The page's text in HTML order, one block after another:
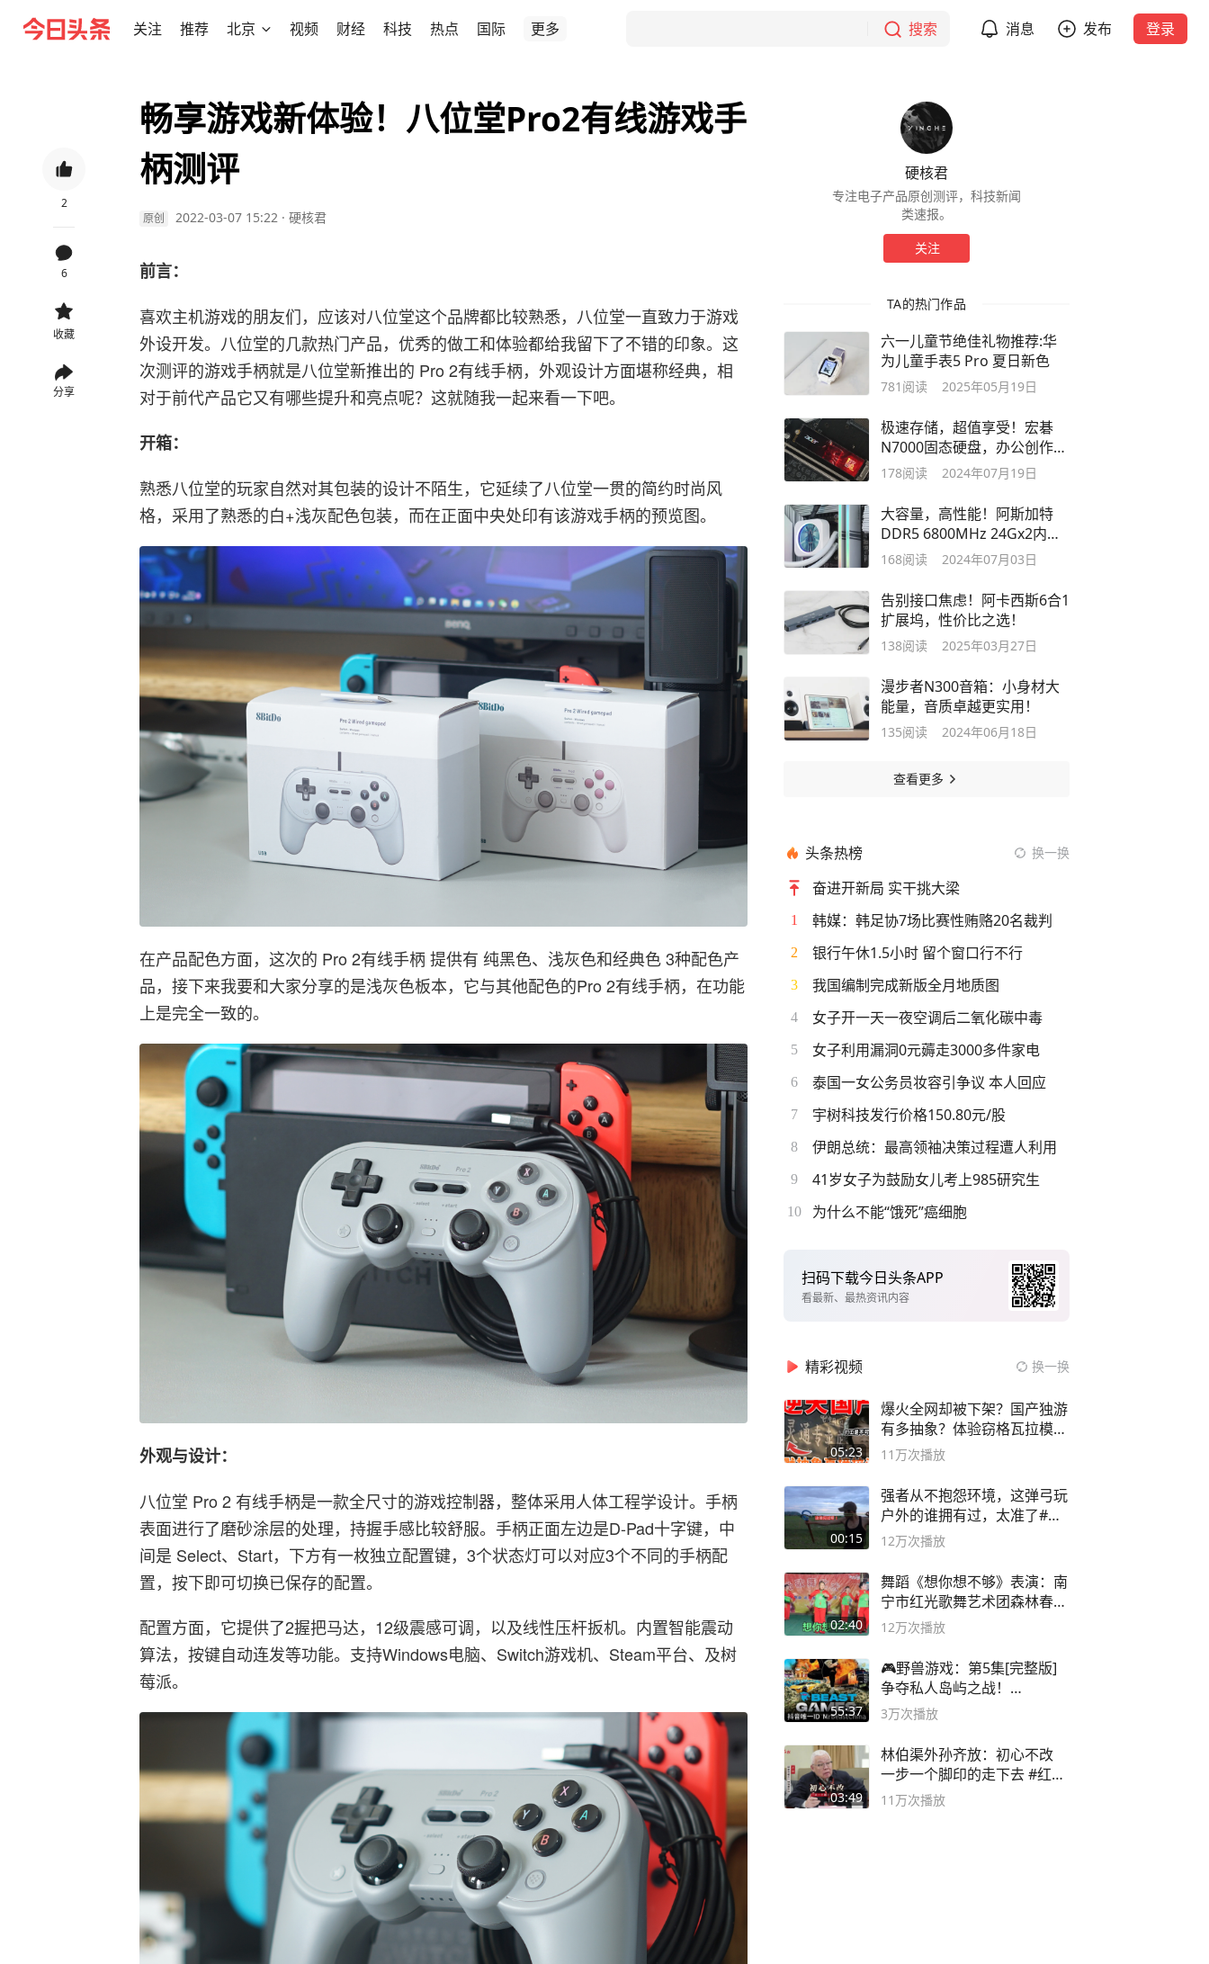
关注 推荐 北京 视频 财经 科技 热点 国际 更多 搜索 消息 发布 登录
2
6
收藏
分享
畅享游戏新体验！八位堂Pro2有线游戏手
柄测评
原创 2022-03-07 15:22 · 硬核君
前言：
喜欢主机游戏的朋友们，应该对八位堂这个品牌都比较熟悉，八位堂一直致力于游戏
外设开发。八位堂的几款热门产品，优秀的做工和体验都给我留下了不错的印象。这
次测评的游戏手柄就是八位堂新推出的 Pro 2有线手柄，外观设计方面堪称经典，相
对于前代产品它又有哪些提升和亮点呢？这就随我一起来看一下吧。
开箱：
熟悉八位堂的玩家自然对其包装的设计不陌生，它延续了八位堂一贯的简约时尚风
格，采用了熟悉的白+浅灰配色包装，而在正面中央处印有该游戏手柄的预览图。
在产品配色方面，这次的 Pro 2有线手柄 提供有 纯黑色、浅灰色和经典色 3种配色产
品，接下来我要和大家分享的是浅灰色板本，它与其他配色的Pro 2有线手柄，在功能
上是完全一致的。
外观与设计：
八位堂 Pro 2 有线手柄是一款全尺寸的游戏控制器，整体采用人体工程学设计。手柄
表面进行了磨砂涂层的处理，持握手感比较舒服。手柄正面左边是D-Pad十字键，中
间是 Select、Start，下方有一枚独立配置键，3个状态灯可以对应3个不同的手柄配
置，按下即可切换已保存的配置。
配置方面，它提供了2握把马达，12级震感可调，以及线性压杆扳机。内置智能震动
算法，按键自动连发等功能。支持Windows电脑、Switch游戏机、Steam平台、及树
莓派。
硬核君
专注电子产品原创测评，科技新闻
类速报。
关注
TA的热门作品
六一儿童节绝佳礼物推荐:华
为儿童手表5 Pro 夏日新色
781 阅读 2025年05月19日
极速存储，超值享受！宏碁
N7000固态硬盘，办公创作必
备！
178阅读 2024年07月19日
大容量，高性能！阿斯加特
DDR5 6800MHz 24Gx2内存
条测评！
168阅读 2024年07月03日
告别接口焦虑！阿卡西斯6合1
扩展坞，性价比之选！
138阅读 2025年03月27日
漫步者N300音箱：小身材大
能量，音质卓越更实用！
135阅读 2024年06月18日
查看更多
头条热榜 换一换
奋进开新局 实干挑大梁
1 韩媒：韩足协7场比赛性贿赂20名裁判
2 银行午休1.5小时 留个窗口行不行
3 我国编制完成新版全月地质图
4 女子开一天一夜空调后二氧化碳中毒
5 女子利用漏洞0元薅走3000多件家电
6 泰国一女公务员妆容引争议 本人回应
7 宇树科技发行价格150.80元/股
8 伊朗总统：最高领袖决策过程遭人利用
9 41岁女子为鼓励女儿考上985研究生
10 为什么不能“饿死”癌细胞
扫码下载今日头条APP
看最新、最热资讯内容
精彩视频 换一换
05:23
爆火全网却被下架？国产独游
有多抽象？体验窃格瓦拉模拟
器！
11万次播放
00:15
强者从不抱怨环境，这弹弓玩
户外的谁拥有过，太准了#弹
弓#户外
12万次播放
02:40
舞蹈《想你想不够》表演：南
宁市红光歌舞艺术团森林春红
舞蹈队。
12万次播放
55:37
🎮野兽游戏：第5集[完整版]
争夺私人岛屿之战！
#MrBeastChina
3万次播放
03:49
林伯渠外孙齐放：初心不改
一步一个脚印的走下去 #红船
论坛
11万次播放